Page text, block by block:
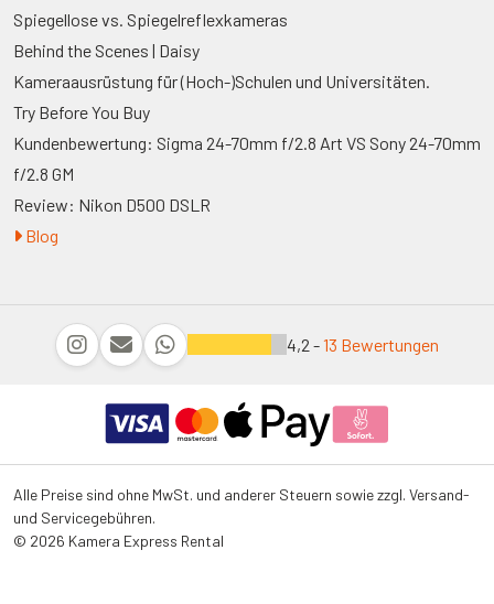
Spiegellose vs. Spiegelreflexkameras
Behind the Scenes | Daisy
Kameraausrüstung für (Hoch-)Schulen und Universitäten.
Try Before You Buy
Kundenbewertung: Sigma 24-70mm f/2.8 Art VS Sony 24-70mm
f/2.8 GM
Review: Nikon D500 DSLR
Blog
4,2 -13 Bewertungen
Alle Preise sind ohne MwSt. und anderer Steuern sowie zzgl. Versand-
und Servicegebühren.
© 2026 Kamera Express Rental